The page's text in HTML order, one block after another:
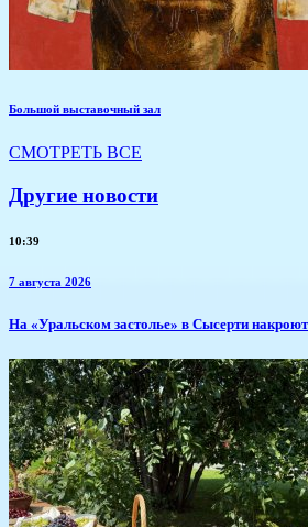
Большой выставочный зал
СМОТРЕТЬ ВСЕ
Другие новости
10:39
7 августа 2026
​На «Уральском застолье» в Сысерти